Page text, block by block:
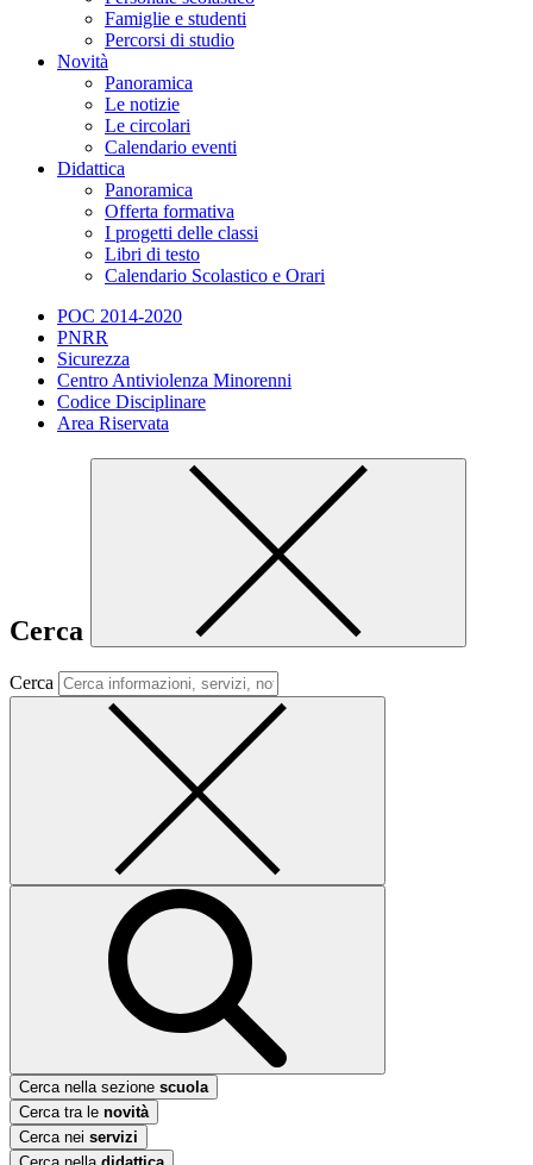
Famiglie e studenti
Percorsi di studio
Novità
Panoramica
Le notizie
Le circolari
Calendario eventi
Didattica
Panoramica
Offerta formativa
I progetti delle classi
Libri di testo
Calendario Scolastico e Orari
POC 2014-2020
PNRR
Sicurezza
Centro Antiviolenza Minorenni
Codice Disciplinare
Area Riservata
Cerca
Cerca
Cerca nella sezione scuola
Cerca tra le novità
Cerca nei servizi